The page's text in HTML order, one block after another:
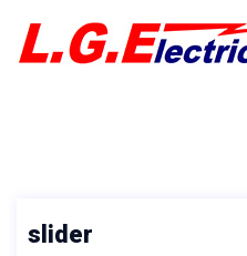
slider